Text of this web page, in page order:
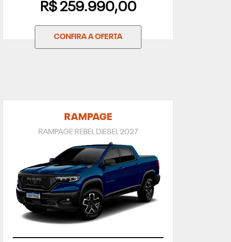
R$ 259.990,00
CONFIRA A OFERTA
RAMPAGE
RAMPAGE REBEL DIESEL 2027